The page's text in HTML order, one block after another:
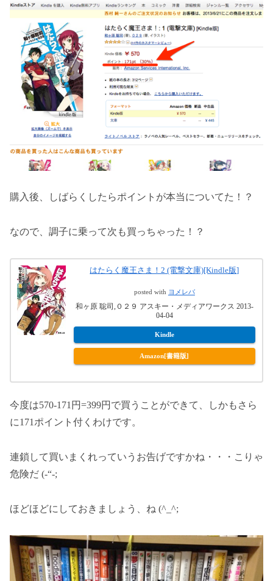
購入後、しばらくしたらポイントが本当についてた！？
なので、調子に乗って次も買っちゃった！？
はたらく魔王さま！2 (電撃文庫)[Kindle版]
posted with ヨメレバ
和ヶ原 聡司,０２９ アスキー・メディアワークス 2013-
04-04
Kindle
Amazon[書籍版]
今度は570-171円=399円で買うことができて、しかもさら
に171ポイント付くわけです。
連鎖して買いまくれっていうお告げですかね・・・こりゃ
危険だ (-“-;
ほどほどにしておきましょう、ね (^_^;